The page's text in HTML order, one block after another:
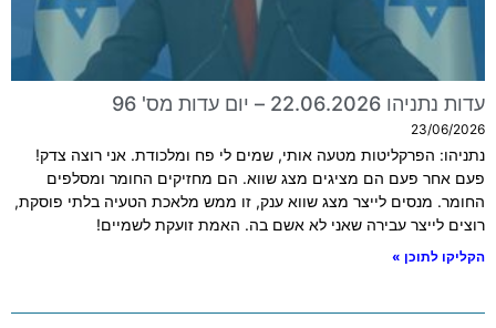
עדות נתניהו 22.06.2026 – יום עדות מס' 96
23/06/2026
נתניהו: הפרקליטות מטעה אותי, שמים לי פח ומלכודת. אני רוצה צדק!
פעם אחר פעם הם מציגים מצג שווא. הם מחזיקים החומר ומסלפים
החומר. מנסים לייצר מצג שווא ענק, זו ממש מלאכת הטעיה בלתי פוסקת,
רוצים לייצר עבירה שאני לא אשם בה. האמת זועקת לשמיים!
הקליקו לתוכן »